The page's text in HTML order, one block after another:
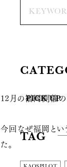
PICK UP
TAG
12月の福岡開催
今回なぜ福岡と
た。